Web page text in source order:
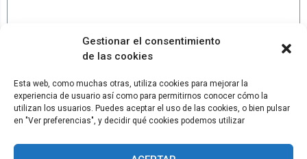
Gestionar el consentimiento
de las cookies
Esta web, como muchas otras, utiliza cookies para mejorar la
experiencia de usuario así como para permitirnos conocer cómo la
utilizan los usuarios. Puedes aceptar el uso de las cookies, o bien pulsar
en "Ver preferencias", y decidir qué cookies podemos utilizar
GENERAR RECLAMACIÓN
© ADICAE - 2022